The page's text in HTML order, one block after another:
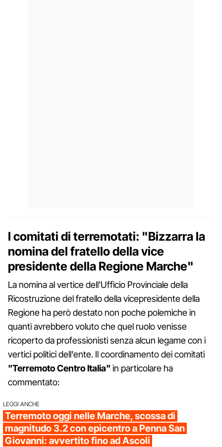
I comitati di terremotati: "Bizzarra la
nomina del fratello della vice
presidente della Regione Marche"
La nomina al vertice dell'Ufficio Provinciale della
Ricostruzione del fratello della vicepresidente della
Regione ha però destato non poche polemiche in
quanti avrebbero voluto che quel ruolo venisse
ricoperto da professionisti senza alcun legame con i
vertici politici dell'ente. Il coordinamento dei comitati
"Terremoto Centro Italia" in particolare ha
commentato:
LEGGI ANCHE
Terremoto oggi nelle Marche, scossa di
magnitudo 3.2 con epicentro a Penna San
Giovanni: avvertito fino ad Ascoli